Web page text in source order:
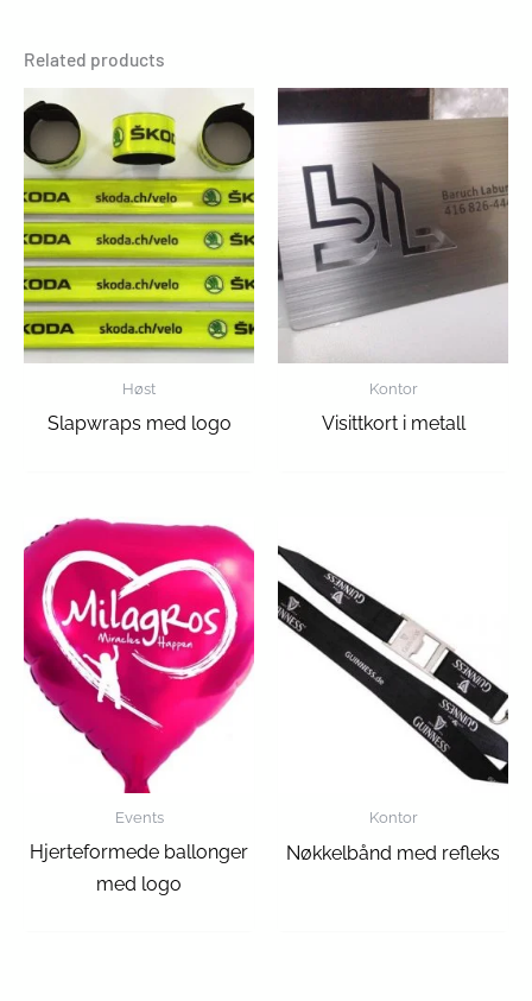
Related products
Høst
Slapwraps med logo
Kontor
Visittkort i metall
Events
Hjerteformede ballonger
med logo
Kontor
Nøkkelbånd med refleks